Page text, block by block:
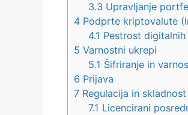
3.3 Upravljanje
4 Podprte kriptovalute
4.1 Pestrost
5 Varnostni ukrepi
5.1 Šifriranje in
6 Prijava
7 Regulacija in skladnost
7.1 Licencirani